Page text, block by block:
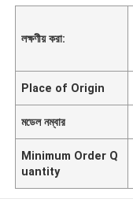
লক্ষণীয় করা:
Place of Origin
মডেল নম্বার
Minimum Order Q
uantity